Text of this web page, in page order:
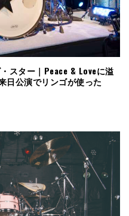
スター｜Peace & Loveに溢
日公演でリンゴが使った